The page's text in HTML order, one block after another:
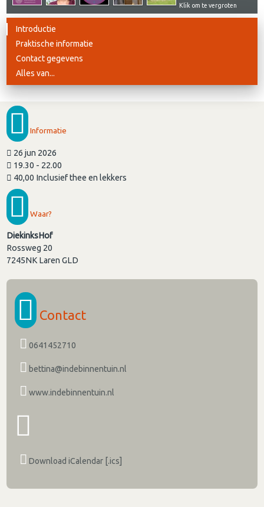
Klik om te vergroten
Introductie
Praktische informatie
Contact gegevens
Alles van...
Informatie
26 jun 2026
19.30 - 22.00
40,00 Inclusief thee en lekkers
Waar?
DiekinksHof
Rossweg 20
7245NK Laren GLD
Contact
0641452710
bettina@indebinnentuin.nl
www.indebinnentuin.nl
Download iCalendar [.ics]